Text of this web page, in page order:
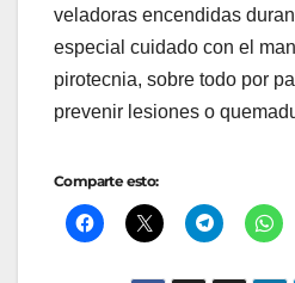
veladoras encendidas
especial cuidado con el
pirotecnia, sobre todo por
prevenir lesiones o
Comparte esto: